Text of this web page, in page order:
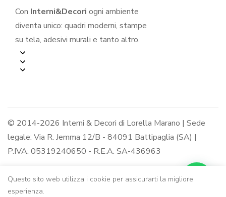
Con Interni&Decori ogni ambiente
diventa unico: quadri moderni, stampe
su tela, adesivi murali e tanto altro.
© 2014-2026 Interni & Decori di Lorella Marano | Sede
legale: Via R. Jemma 12/B - 84091 Battipaglia (SA) |
P.IVA: 05319240650 - R.E.A. SA-436963
Questo sito web utilizza i cookie per assicurarti la migliore
esperienza.